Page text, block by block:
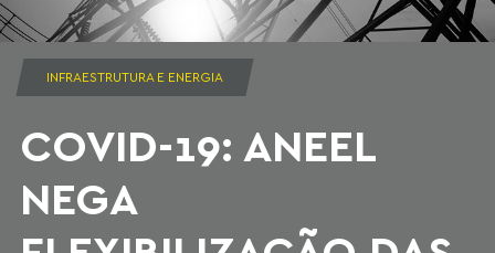
INFRAESTRUTURA E ENERGIA
COVID-19: ANEEL
NEGA